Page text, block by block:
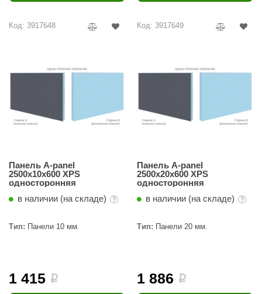
Код: 3917648
Панель A-panel
2500х10х600 XPS
односторонняя
в наличии (на складе)
Тип: Панели 10 мм.
1 415 i
Код: 3917649
Панель A-panel
2500х20х600 XPS
односторонняя
в наличии (на складе)
Тип: Панели 20 мм.
1 886 i